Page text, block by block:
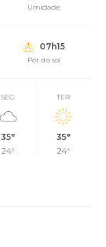
Umidade
07h15
Pôr do sol
SEG
35°
24°
TER
35°
24°